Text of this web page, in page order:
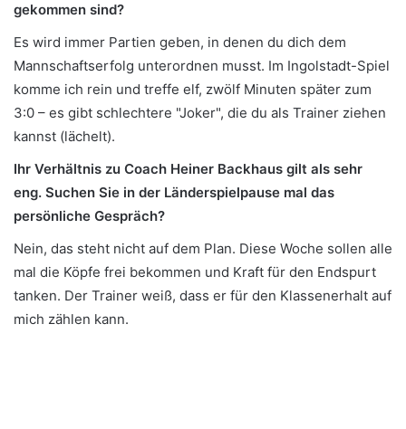
gekommen sind?
Es wird immer Partien geben, in denen du dich dem
Mannschaftserfolg unterordnen musst. Im Ingolstadt-Spiel
komme ich rein und treffe elf, zwölf Minuten später zum
3:0 – es gibt schlechtere "Joker", die du als Trainer ziehen
kannst (lächelt).
Ihr Verhältnis zu Coach Heiner Backhaus gilt als sehr
eng. Suchen Sie in der Länderspielpause mal das
persönliche Gespräch?
Nein, das steht nicht auf dem Plan. Diese Woche sollen alle
mal die Köpfe frei bekommen und Kraft für den Endspurt
tanken. Der Trainer weiß, dass er für den Klassenerhalt auf
mich zählen kann.